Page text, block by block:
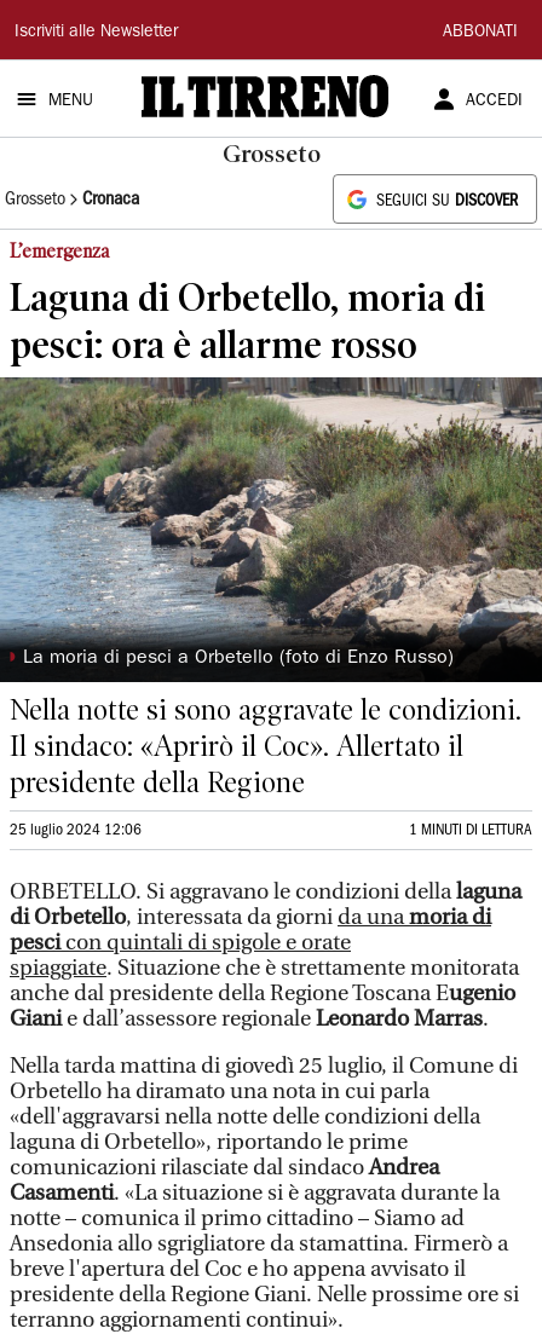
Il
Tirreno
Iscriviti alle Newsletter ABBONATI
MENU ACCEDI
Grosseto
Grosseto Cronaca SEGUICI SU DISCOVER
L’emergenza
Laguna di Orbetello, moria di
pesci: ora è allarme rosso
◗ La moria di pesci a Orbetello (foto di Enzo Russo)
Nella notte si sono aggravate le condizioni.
Il sindaco: «Aprirò il Coc». Allertato il
presidente della Regione
25 luglio 2024 12:06 1 MINUTI DI LETTURA
ORBETELLO. Si aggravano le condizioni dellalaguna
di Orbetello, interessata da giorni da unamoria di
pescicon quintali di spigole e orate
spiaggiate. Situazione che è strettamente monitorata
anche dal presidente della Regione Toscana Eugenio
Gianie dall’assessore regionaleLeonardo Marras.
Nella tarda mattina di giovedì 25 luglio, il Comune di
Orbetello ha diramato una nota in cui parla
«dell'aggravarsi nella notte delle condizioni della
laguna di Orbetello», riportando le prime
comunicazioni rilasciate dal sindacoAndrea
Casamenti. «La situazione si è aggravata durante la
notte – comunica il primo cittadino – Siamo ad
Ansedonia allo sgrigliatore da stamattina. Firmerò a
breve l'apertura del Coc e ho appena avvisato il
presidente della Regione Giani. Nelle prossime ore si
terranno aggiornamenti continui».